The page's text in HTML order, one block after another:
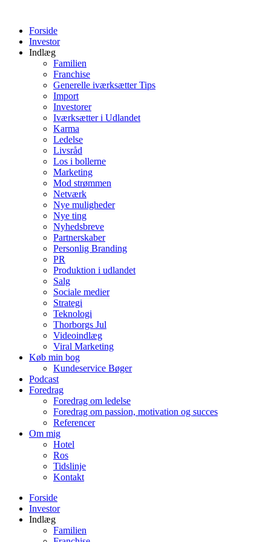
indholdForside
Investor
Indlæg
Familien
Franchise
Generelle iværksætter Tips
Import
Investorer
Iværksætter i Udlandet
Karma
Ledelse
Livsråd
Los i bollerne
Marketing
Mod strømmen
Netværk
Nye muligheder
Nye ting
Nyhedsbreve
Partnerskaber
Personlig Branding
PR
Produktion i udlandet
Salg
Sociale medier
Strategi
Teknologi
Thorborgs Jul
Videoindlæg
Viral Marketing
Køb min bog
Kundeservice Bøger
Podcast
Foredrag
Foredrag om ledelse
Foredrag om passion, motivation og succes
Referencer
Om mig
Hotel
Ros
Tidslinje
Kontakt
Forside
Investor
Indlæg
Familien